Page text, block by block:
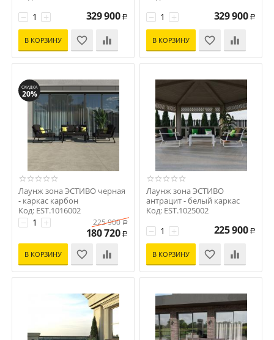
+
− 329 900 Р
В КОРЗИНУ
+
− 329 900 Р
В КОРЗИНУ
СКИДКА
20%
Лаунж зона ЭСТИВО черная
- каркас карбон
Код: EST.1016002
+
− 225 900 Р
180 720 Р
В КОРЗИНУ
Лаунж зона ЭСТИВО
антрацит - белый каркас
Код: EST.1025002
+
− 225 900 Р
В КОРЗИНУ